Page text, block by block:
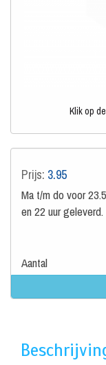
Klik op
Prijs: 3.95
Ma t/m do voor
en 22 uur geleverd.
Aantal